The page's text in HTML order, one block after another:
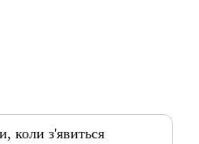
коли з'явиться